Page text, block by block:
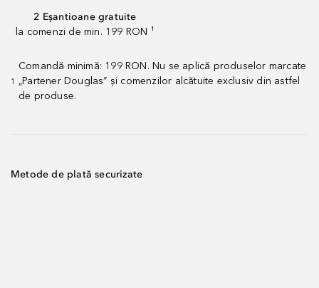
2 Eșantioane gratuite
la comenzi de min. 199 RON ¹
1
Comandă minimă: 199 RON. Nu se aplică produselor marcate
„Partener Douglas” și comenzilor alcătuite exclusiv din astfel
de produse.
Metode de plată securizate